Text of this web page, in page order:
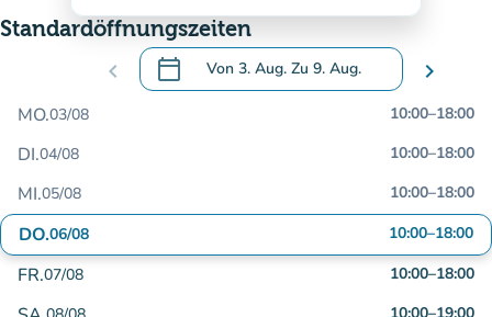
Standardöffnungszeiten
chevron_left calendar_today Von 3. Aug. Zu 9. Aug.
.Öffnen Sie den Kalender, um Daten zu
chevron_right
MO.03/08 10:00–18:00
DI.04/08 10:00–18:00
MI.05/08 10:00–18:00
DO.06/08 10:00–18:00
FR.07/08 10:00–18:00